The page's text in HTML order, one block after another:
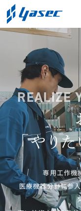
REALIZE
「やりた
専用工作機
医療機器分野に参